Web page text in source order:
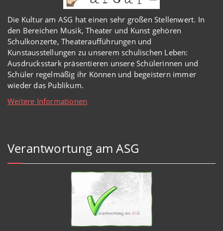
Die Kultur am ASG hat einen sehr großen Stellenwert. In
den Bereichen Musik, Theater und Kunst gehören
Schulkonzerte, Theateraufführungen und
Kunstausstellungen zu unserem schulischen Leben:
Ausdrucksstark präsentieren unsere Schülerinnen und
Schüler regelmäßig ihr Können und begeistern immer
wieder das Publikum.
Weitere Informationen
Verantwortung am ASG